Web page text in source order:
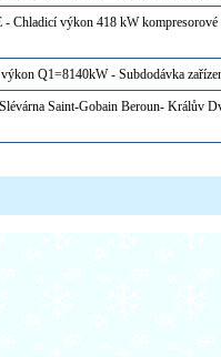
výkon 418 kW kompresorové
Q1=8140kW - Subdodávka
Saint-Gobain Beroun- Králův